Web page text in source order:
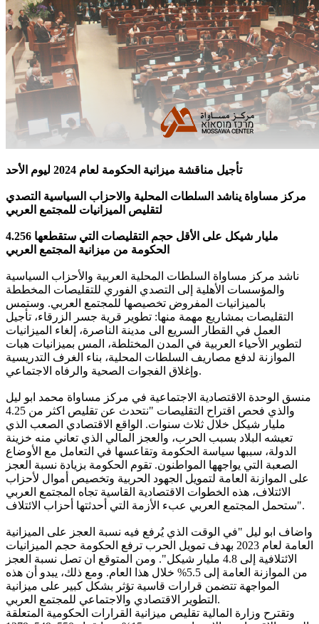
تأجيل مناقشة ميزانية الحكومة لعام 2024 ليوم الأحد
مركز مساواة يناشد السلطات المحلية والاحزاب السياسية التصدي
لتقليص الميزانيات للمجتمع العربي
4.256 مليار شيكل على الأقل حجم التقليصات التي ستقطعها
الحكومة من ميزانية المجتمع العربي
ناشد مركز مساواة السلطات المحلية العربية والأحزاب السياسية
والمؤسسات الأهلية إلى التصدي الفوري للتقليصات المخططة
بالميزانيات المفروض تخصيصها للمجتمع العربي. وستمس
التقليصات بمشاريع مهمة منها: تطوير قرية جسر الزرقاء، تأجيل
العمل في القطار السريع الى مدينة الناصرة، إلغاء الميزانيات
لتطوير الأحياء العربية في المدن المختلطة، المس بميزانيات هبات
الموازنة لدفع مصاريف السلطات المحلية، بناء الغرف التدريسية
وإغلاق الفجوات الصحية والرفاه الاجتماعي.
منسق الوحدة الاقتصادية الاجتماعية في مركز مساواة محمد ابو ليل
والذي فحص اقتراح التقليصات "نتحدث عن تقليص اكثر من 4.25
مليار شيكل خلال ثلاث سنوات. الواقع الاقتصادي الصعب الذي
تعيشه البلاد بسبب الحرب، والعجز المالي الذي تعاني منه خزينة
الدولة، سببها سياسة الحكومة وتقاعسها في التعامل مع الأوضاع
الصعبة التي يواجهها المواطنون. تقوم الحكومة بزيادة نسبة العجز
على الموازنة العامة لتمويل الجهود الحربية وتخصيص أموال لأحزاب
الائتلاف، هذه الخطوات الاقتصادية القاسية تجاه المجتمع العربي
ستحمل المجتمع العربي عبء الأزمة التي أحدثتها أحزاب الائتلاف".
واضاف ابو ليل "في الوقت الذي يُرفع فيه نسبة العجز على الميزانية
العامة لعام 2023 بهدف تمويل الحرب ترفع الحكومة حجم الميزانيات
الائتلافية إلى 4.8 مليار شيكل". ومن المتوقع ان تصل نسبة العجز
من الموازنة العامة إلى 5.5% خلال هذا العام. ومع ذلك، يبدو أن هذه
المواجهة تتضمن قرارات قاسية تؤثر بشكل كبير على ميزانية
التطوير الاقتصادي والاجتماعي للمجتمع العربي.
وتقترح وزارة المالية تقليص ميزانية القرارات الحكومية المتعلقة